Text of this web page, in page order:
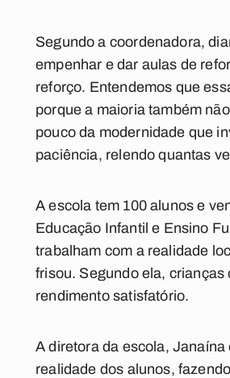
Segundo a coordenadora,
empenhar e dar aulas de
reforço. Entendemos que
porque a maioria também
pouco da modernidade que
paciência, relendo quantas
A escola tem 100 alunos e
Educação Infantil e Ensino
trabalham com a realidade
frisou. Segundo ela,
rendimento satisfatório.
A diretora da escola, Janaína
realidade dos alunos,